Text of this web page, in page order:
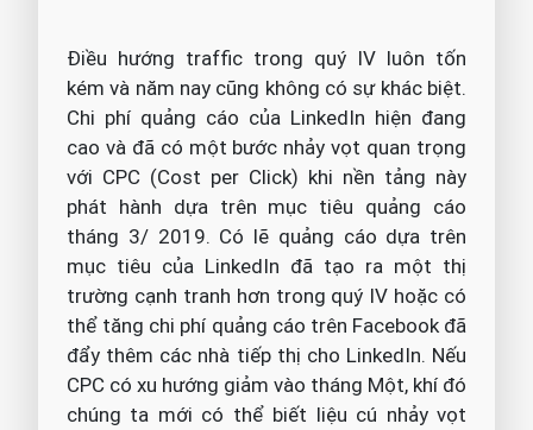
Điều hướng traffic trong quý IV luôn tốn
kém và năm nay cũng không có sự khác biệt.
Chi phí quảng cáo của LinkedIn hiện đang
cao và đã có một bước nhảy vọt quan trọng
với CPC (Cost per Click) khi nền tảng này
phát hành dựa trên mục tiêu quảng cáo
tháng 3/ 2019. Có lẽ quảng cáo dựa trên
mục tiêu của LinkedIn đã tạo ra một thị
trường cạnh tranh hơn trong quý IV hoặc có
thể tăng chi phí quảng cáo trên Facebook đã
đẩy thêm các nhà tiếp thị cho LinkedIn. Nếu
CPC có xu hướng giảm vào tháng Một, khí đó
chúng ta mới có thể biết liệu cú nhảy vọt